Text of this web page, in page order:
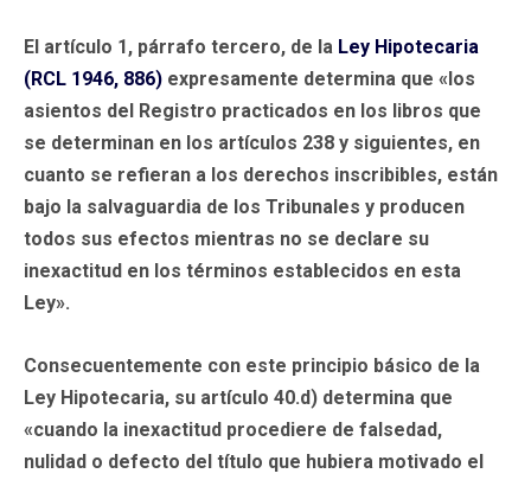
El artículo 1, párrafo tercero, de la Ley Hipotecaria
(RCL 1946, 886) expresamente determina que «los
asientos del Registro practicados en los libros que
se determinan en los artículos 238 y siguientes, en
cuanto se refieran a los derechos inscribibles, están
bajo la salvaguardia de los Tribunales y producen
todos sus efectos mientras no se declare su
inexactitud en los términos establecidos en esta
Ley».
Consecuentemente con este principio básico de la
Ley Hipotecaria, su artículo 40.d) determina que
«cuando la inexactitud procediere de falsedad,
nulidad o defecto del título que hubiera motivado el